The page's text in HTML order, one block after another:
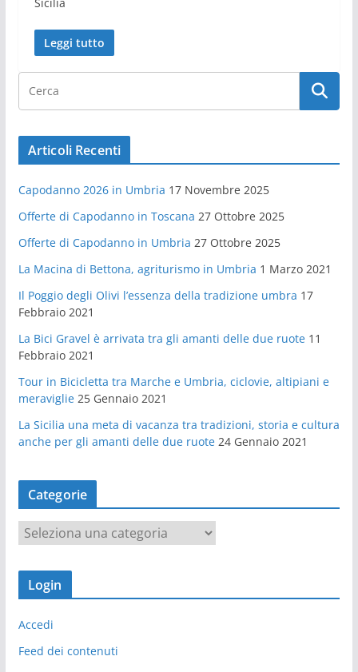
Leggi tutto
Articoli Recenti
Capodanno 2026 in Umbria 17 Novembre 2025
Offerte di Capodanno in Toscana 27 Ottobre 2025
Offerte di Capodanno in Umbria 27 Ottobre 2025
La Macina di Bettona, agriturismo in Umbria 1 Marzo 2021
Il Poggio degli Olivi l’essenza della tradizione umbra 17
Febbraio 2021
La Bici Gravel è arrivata tra gli amanti delle due ruote 11
Febbraio 2021
Tour in Bicicletta tra Marche e Umbria, ciclovie, altipiani e
meraviglie 25 Gennaio 2021
La Sicilia una meta di vacanza tra tradizioni, storia e cultura
anche per gli amanti delle due ruote 24 Gennaio 2021
Categorie
a
t
o
r
Login
Accedi
Feed dei contenuti